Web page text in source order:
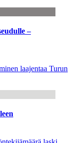
–
laajentaa Turun